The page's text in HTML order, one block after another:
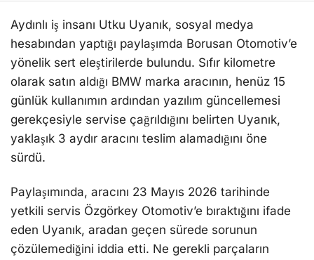
Aydınlı iş insanı Utku Uyanık, sosyal medya
hesabından yaptığı paylaşımda Borusan Otomotiv’e
yönelik sert eleştirilerde bulundu. Sıfır kilometre
olarak satın aldığı BMW marka aracının, henüz 15
günlük kullanımın ardından yazılım güncellemesi
gerekçesiyle servise çağrıldığını belirten Uyanık,
yaklaşık 3 aydır aracını teslim alamadığını öne
sürdü.
Paylaşımında, aracını 23 Mayıs 2026 tarihinde
yetkili servis Özgörkey Otomotiv’e bıraktığını ifade
eden Uyanık, aradan geçen sürede sorunun
çözülemediğini iddia etti. Ne gerekli parçaların